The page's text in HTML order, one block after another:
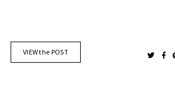
VIEW the POST